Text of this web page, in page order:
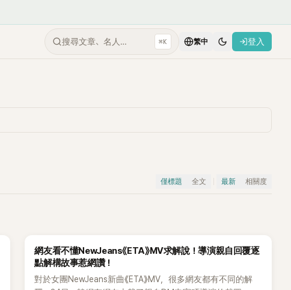
搜尋文章、名人… ⌘K 繁中 登入
僅標題 全文 最新 相關度
網友看不懂NewJeans《ETA》MV求解說！導演親自回覆逐
點解構故事惹網讚！
對於女團NewJeans新曲《ETA》MV，很多網友都有不同的解